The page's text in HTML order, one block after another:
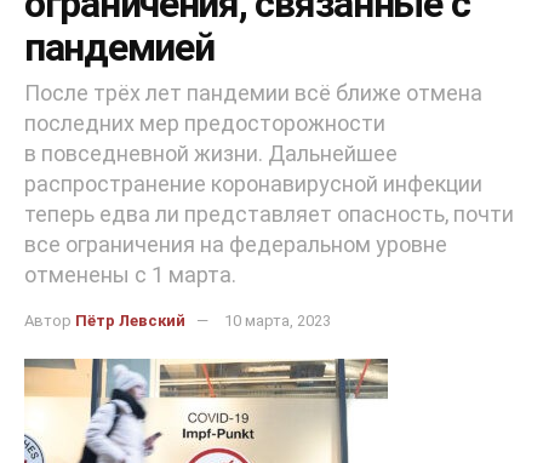
пандемией
После трёх лет пандемии всё ближе отмена
последних мер предосторожности
в повседневной жизни. Дальнейшее
распространение коронавирусной инфекции
теперь едва ли представляет опасность, почти
все ограничения на федеральном уровне
отменены с 1 марта.
Автор Пётр Левский 10 марта, 2023